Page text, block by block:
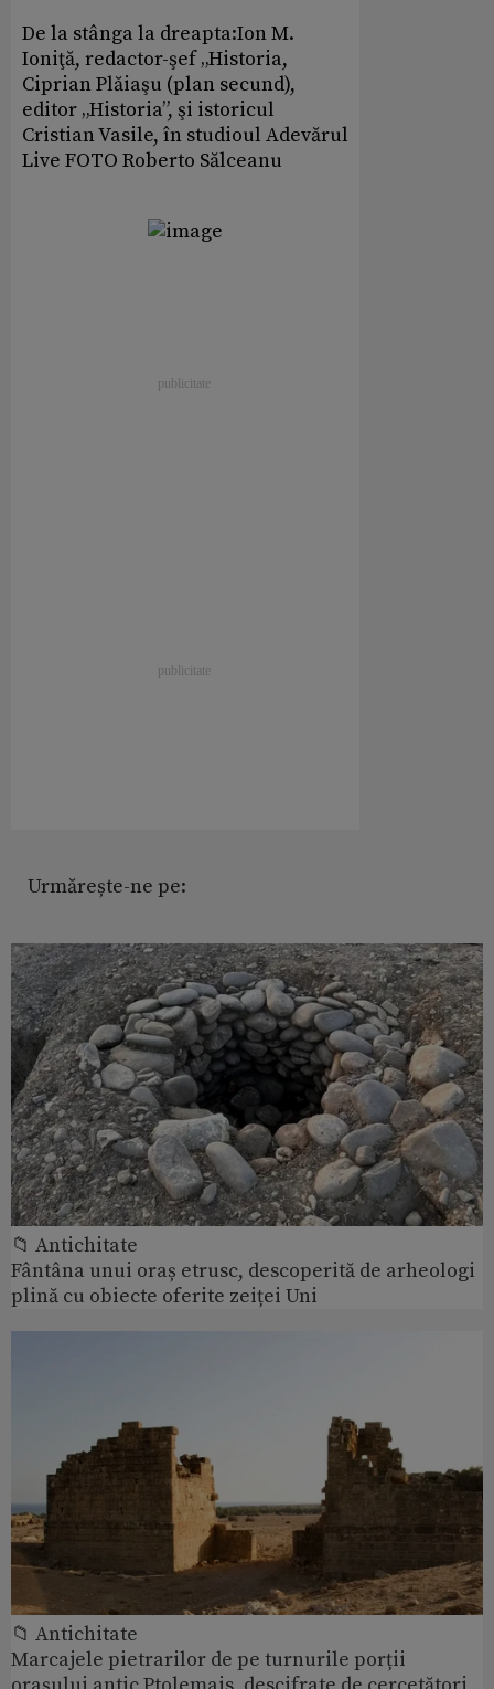
De la stânga la dreapta:Ion M.
Ioniţă, redactor-şef „Historia,
Ciprian Plăiaşu (plan secund),
editor „Historia”, şi istoricul
Cristian Vasile, în studioul Adevărul
Live FOTO Roberto Sălceanu
Urmărește-ne pe:
📁 Antichitate
Fântâna unui oraș etrusc, descoperită de arheologi
plină cu obiecte oferite zeiței Uni
📁 Antichitate
Marcajele pietrarilor de pe turnurile porții